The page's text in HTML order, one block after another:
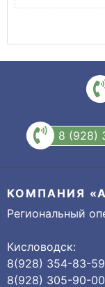
8 (928)
КОМПАНИЯ
Региональный
Кисловодск:
8(928) 354-83-
8(928) 305-90-